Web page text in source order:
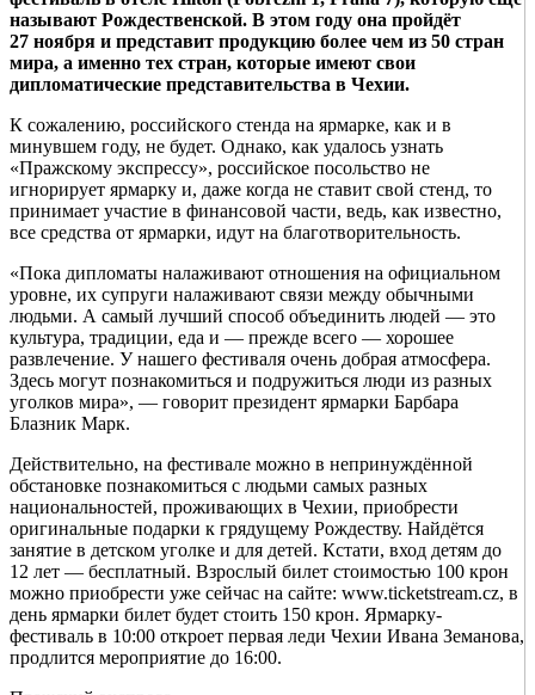
называют Рождественской. В этом году она пройдёт
27 ноября и представит продукцию более чем из 50 стран
мира, а именно тех стран, которые имеют свои
дипломатические представительства в Чехии.
К сожалению, российского стенда на ярмарке, как и в
минувшем году, не будет. Однако, как удалось узнать
«Пражскому экспрессу», российское посольство не
игнорирует ярмарку и, даже когда не ставит свой стенд, то
принимает участие в финансовой части, ведь, как известно,
все средства от ярмарки, идут на благотворительность.
«Пока дипломаты налаживают отношения на официальном
уровне, их супруги налаживают связи между обычными
людьми. А самый лучший способ объединить людей — это
культура, традиции, еда и — прежде всего — хорошее
развлечение. У нашего фестиваля очень добрая атмосфера.
Здесь могут познакомиться и подружиться люди из разных
уголков мира», — говорит президент ярмарки Барбара
Блазник Марк.
Действительно, на фестивале можно в непринуждённой
обстановке познакомиться с людьми самых разных
национальностей, проживающих в Чехии, приобрести
оригинальные подарки к грядущему Рождеству. Найдётся
занятие в детском уголке и для детей. Кстати, вход детям до
12 лет — бесплатный. Взрослый билет стоимостью 100 крон
можно приобрести уже сейчас на сайте: www.ticketstream.cz, в
день ярмарки билет будет стоить 150 крон. Ярмарку-
фестиваль в 10:00 откроет первая леди Чехии Ивана Земанова,
продлится мероприятие до 16:00.